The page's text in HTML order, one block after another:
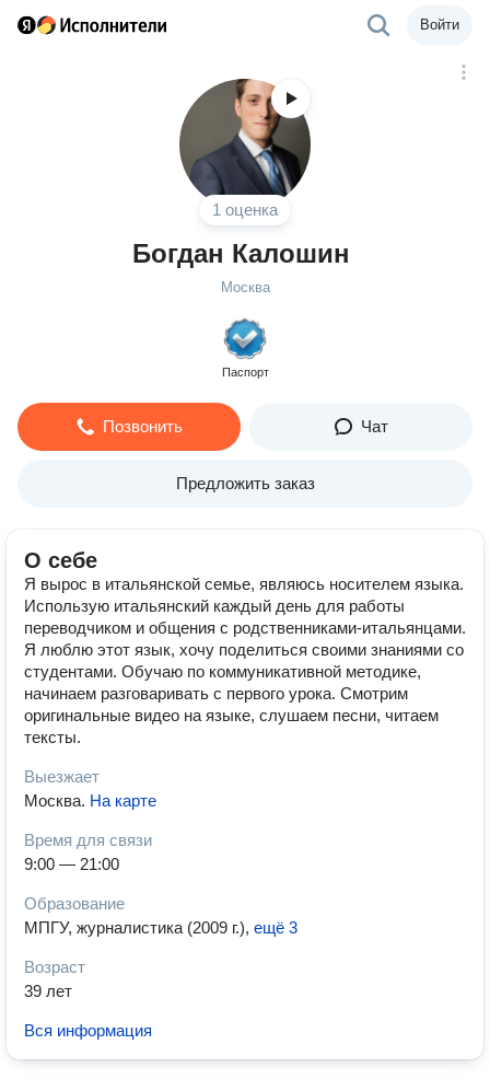
Войти
1 оценка
Богдан Калошин
Москва
Паспорт
Позвонить Чат
Предложить заказ
О себе
Я вырос в итальянской семье, являюсь носителем языка.
Использую итальянский каждый день для работы
переводчиком и общения с родственниками-итальянцами.
Я люблю этот язык, хочу поделиться своими знаниями со
студентами. Обучаю по коммуникативной методике,
начинаем разговаривать с первого урока. Смотрим
оригинальные видео на языке, слушаем песни, читаем
тексты.
Выезжает
Москва. На карте
Время для связи
9:00 — 21:00
Образование
МПГУ, журналистика (2009 г.), ещё 3
Возраст
39 лет
Вся информация